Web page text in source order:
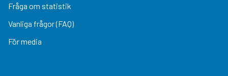
Fråga om statistik
Vanliga frågor (FAQ)
För media